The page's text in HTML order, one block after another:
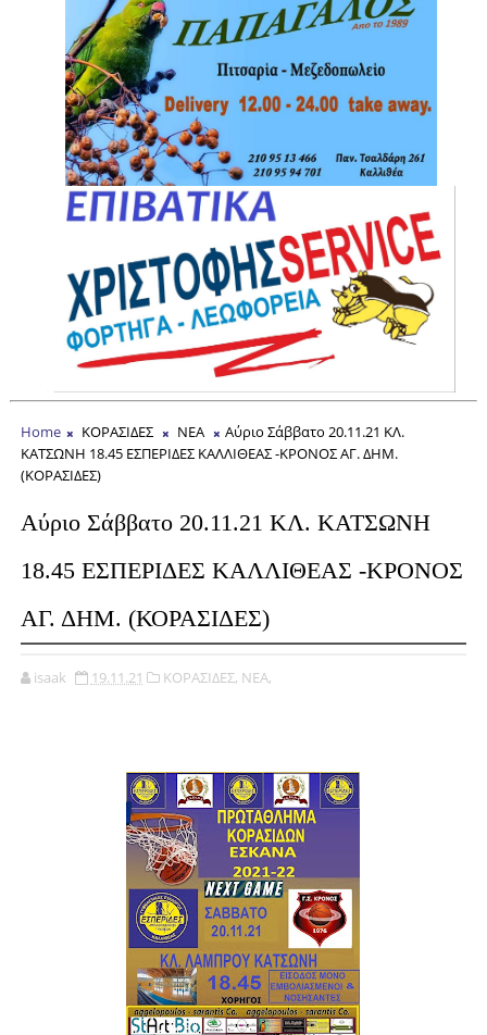
Home ΚΟΡΑΣΙΔΕΣ ΝΕΑ
Αύριο Σάββατο 20.11.21 ΚΛ.
ΚΑΤΣΩΝΗ 18.45 ΕΣΠΕΡΙΔΕΣ ΚΑΛΛΙΘΕΑΣ -ΚΡΟΝΟΣ ΑΓ. ΔΗΜ.
(ΚΟΡΑΣΙΔΕΣ)
Αύριο Σάββατο 20.11.21 ΚΛ. ΚΑΤΣΩΝΗ
18.45 ΕΣΠΕΡΙΔΕΣ ΚΑΛΛΙΘΕΑΣ -ΚΡΟΝΟΣ
ΑΓ. ΔΗΜ. (ΚΟΡΑΣΙΔΕΣ)
isaak 19.11.21 ΚΟΡΑΣΙΔΕΣ, ΝΕΑ,